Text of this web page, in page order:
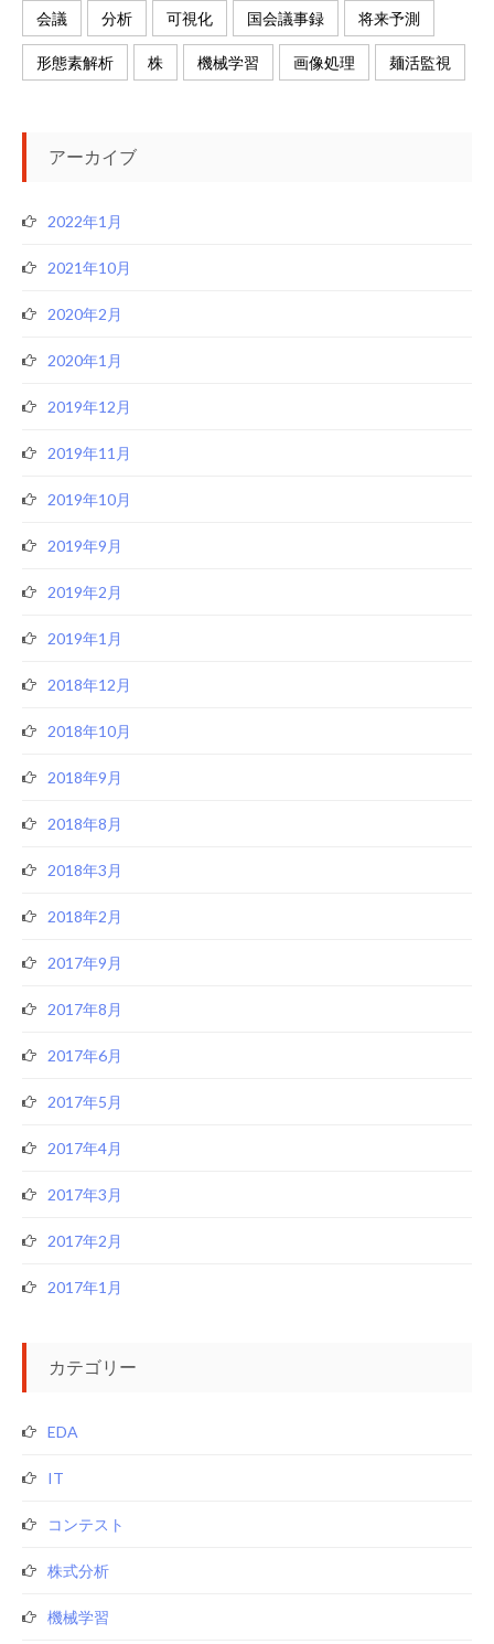
会議 分析 可視化 国会議事録 将来予測
形態素解析 株 機械学習 画像処理 麺活監視
アーカイブ
2022年1月
2021年10月
2020年2月
2020年1月
2019年12月
2019年11月
2019年10月
2019年9月
2019年2月
2019年1月
2018年12月
2018年10月
2018年9月
2018年8月
2018年3月
2018年2月
2017年9月
2017年8月
2017年6月
2017年5月
2017年4月
2017年3月
2017年2月
2017年1月
カテゴリー
EDA
IT
コンテスト
株式分析
機械学習